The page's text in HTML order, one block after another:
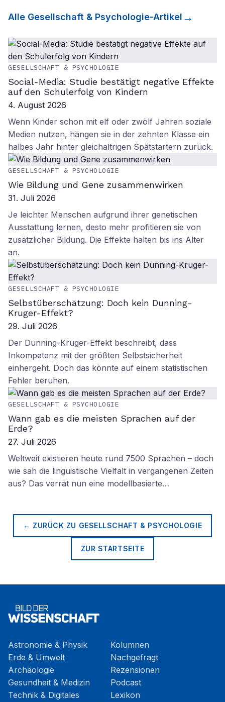
Alle Gesellschaft & Psychologie-Artikel
GESELLSCHAFT & PSYCHOLOGIE
Social-Media: Studie bestätigt negative Effekte
auf den Schulerfolg von Kindern
4. August 2026
Wenn Kinder schon mit elf oder zwölf Jahren soziale
Medien nutzen, hängen sie in der zehnten Klasse ein
halbes Jahr hinter gleichaltrigen Spätstartern zurück.
GESELLSCHAFT & PSYCHOLOGIE
Wie Bildung und Gene zusammenwirken
31. Juli 2026
Je leichter Menschen aufgrund ihrer genetischen
Ausstattung lernen, desto mehr profitieren sie von
zusätzlicher Bildung. Die Effekte halten bis ins Alter
an.
GESELLSCHAFT & PSYCHOLOGIE
Selbstüberschätzung: Doch kein Dunning-
Kruger-Effekt?
29. Juli 2026
Der Dunning-Kruger-Effekt beschreibt, dass
Inkompetenz mit der größten Selbstsicherheit
einhergeht. Doch das könnte auf einem statistischen
Fehler beruhen.
GESELLSCHAFT & PSYCHOLOGIE
Wann gab es die meisten Sprachen auf der
Erde?
27. Juli 2026
Weltweit existieren heute rund 7500 Sprachen – doch
wie sah die linguistische Vielfalt in vergangenen Zeiten
aus? Das verrät nun eine modellbasierte…
← ZURÜCK ZU GESELLSCHAFT & PSYCHOLOGIE
ZUR STARTSEITE
Astronomie & Physik
Erde & Umwelt
Archäologie
Gesundheit & Medizin
Technik & Digitales
Kolumnen
Nachgefragt
Rezensionen
Podcast
Lexikon